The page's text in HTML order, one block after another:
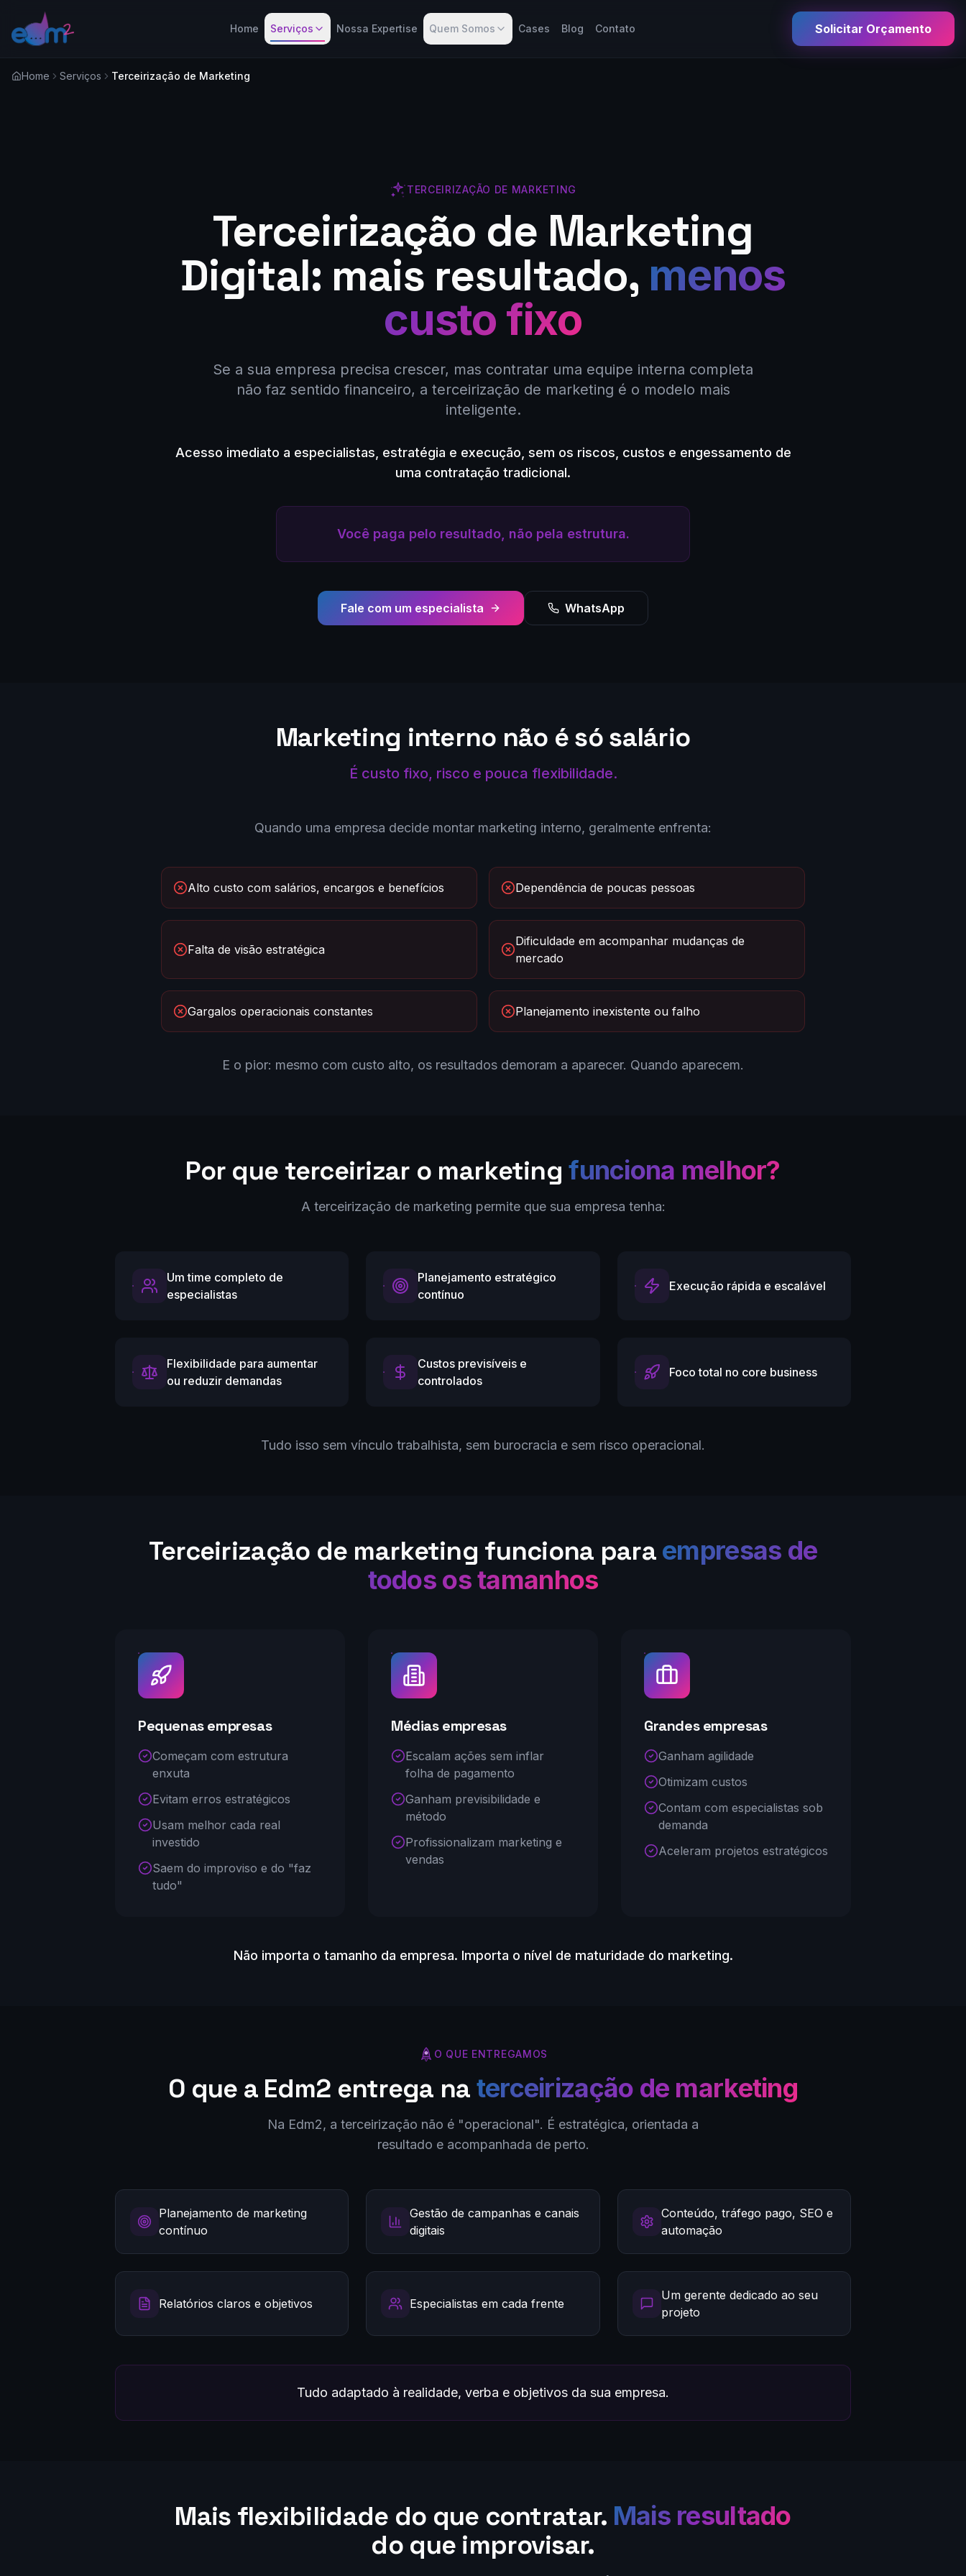
Home Serviços Nossa Expertise Quem Somos Cases Blog Contato Solicitar Orçamento
Home Serviços Terceirização de Marketing
TERCEIRIZAÇÃO DE MARKETING
Terceirização de Marketing
Digital: mais resultado, menos
custo fixo
Se a sua empresa precisa crescer, mas contratar uma equipe interna completa
não faz sentido financeiro, a terceirização de marketing é o modelo mais
inteligente.
Acesso imediato a especialistas, estratégia e execução, sem os riscos, custos e engessamento de
uma contratação tradicional.
Você paga pelo resultado, não pela estrutura.
Fale com um especialista WhatsApp
Marketing interno não é só salário
É custo fixo, risco e pouca flexibilidade.
Quando uma empresa decide montar marketing interno, geralmente enfrenta:
Alto custo com salários, encargos e benefícios Dependência de poucas pessoas
Falta de visão estratégica
Dificuldade em acompanhar mudanças de
mercado
Gargalos operacionais constantes Planejamento inexistente ou falho
E o pior: mesmo com custo alto, os resultados demoram a aparecer. Quando aparecem.
Por que terceirizar o marketingfunciona melhor?
A terceirização de marketing permite que sua empresa tenha:
Um time completo de
especialistas
Planejamento estratégico
contínuo
Execução rápida e escalável
Flexibilidade para aumentar
ou reduzir demandas
Custos previsíveis e
controlados
Foco total no core business
Tudo isso sem vínculo trabalhista, sem burocracia e sem risco operacional.
Terceirização de marketing funciona para empresas de
todos os tamanhos
Pequenas empresas
Começam com estrutura
enxuta
Evitam erros estratégicos
Usam melhor cada real
investido
Saem do improviso e do "faz
tudo"
Médias empresas
Escalam ações sem inflar
folha de pagamento
Ganham previsibilidade e
método
Profissionalizam marketing e
vendas
Grandes empresas
Ganham agilidade
Otimizam custos
Contam com especialistas sob
demanda
Aceleram projetos estratégicos
Não importa o tamanho da empresa. Importa o nível de maturidade do marketing.
O QUE ENTREGAMOS
O que a Edm2 entrega na terceirização de marketing
Na Edm2, a terceirização não é "operacional". É estratégica, orientada a
resultado e acompanhada de perto.
Planejamento de marketing
contínuo
Gestão de campanhas e canais
digitais
Conteúdo, tráfego pago, SEO e
automação
Relatórios claros e objetivos Especialistas em cada frente
Um gerente dedicado ao seu
projeto
Tudo adaptado à realidade, verba e objetivos da sua empresa.
Mais flexibilidade do que contratar. Mais resultado
do que improvisar.